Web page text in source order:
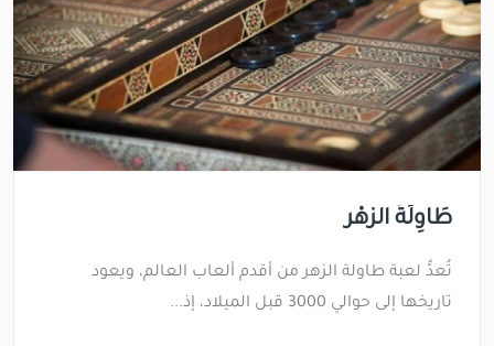
طَاوِلَةُ الزَّهْر
تُعدُّ لعبة طاولة الزهر من أقدم ألعاب العالم، ويعود
تاريخها إلى حوالي 3000 قبل الميلاد، إذ...